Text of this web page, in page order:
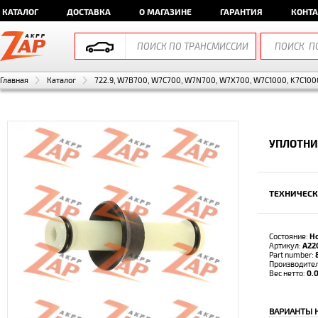
КАТАЛОГ ДОСТАВКА О МАГАЗИНЕ ГАРАНТИЯ
Главная Каталог 722.9, W7B700, W7C700, W7N700, W7X700, W7C1000,
Состояние:
Артикул:
Part number:
Вес нетто:
ВАРИАНТЫ